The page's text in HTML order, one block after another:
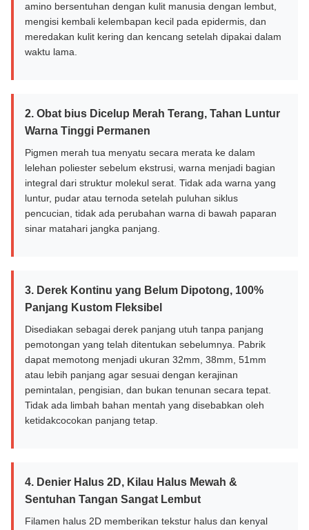
amino bersentuhan dengan kulit manusia dengan lembut,
mengisi kembali kelembapan kecil pada epidermis, dan
meredakan kulit kering dan kencang setelah dipakai dalam
waktu lama.
2. Obat bius Dicelup Merah Terang, Tahan Luntur
Warna Tinggi Permanen
Pigmen merah tua menyatu secara merata ke dalam
lelehan poliester sebelum ekstrusi, warna menjadi bagian
integral dari struktur molekul serat. Tidak ada warna yang
luntur, pudar atau ternoda setelah puluhan siklus
pencucian, tidak ada perubahan warna di bawah paparan
sinar matahari jangka panjang.
3. Derek Kontinu yang Belum Dipotong, 100%
Panjang Kustom Fleksibel
Disediakan sebagai derek panjang utuh tanpa panjang
pemotongan yang telah ditentukan sebelumnya. Pabrik
dapat memotong menjadi ukuran 32mm, 38mm, 51mm
atau lebih panjang agar sesuai dengan kerajinan
pemintalan, pengisian, dan bukan tenunan secara tepat.
Tidak ada limbah bahan mentah yang disebabkan oleh
ketidakcocokan panjang tetap.
4. Denier Halus 2D, Kilau Halus Mewah &
Sentuhan Tangan Sangat Lembut
Filamen halus 2D memberikan tekstur halus dan kenyal